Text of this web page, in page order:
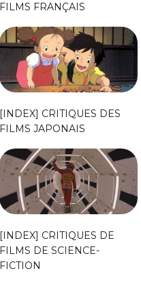
FILMS FRANÇAIS
[INDEX] CRITIQUES DES
FILMS JAPONAIS
[INDEX] CRITIQUES DE
FILMS DE SCIENCE-
FICTION